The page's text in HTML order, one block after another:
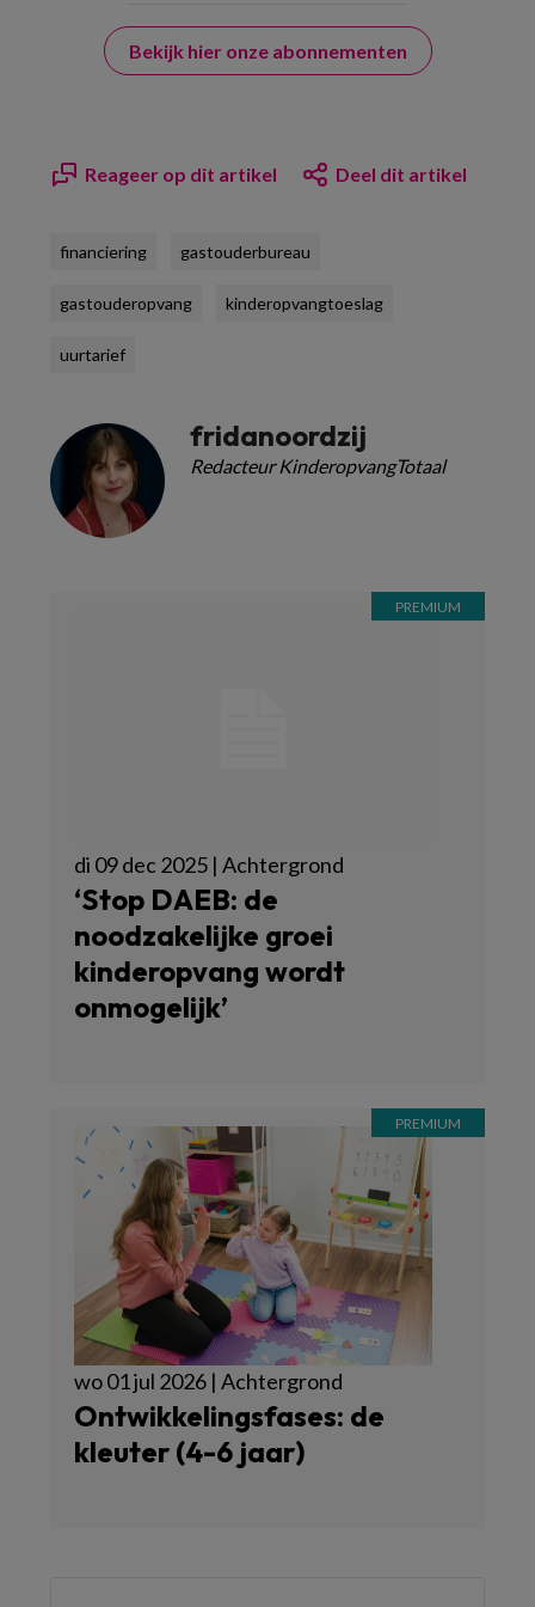
Bekijk hier onze abonnementen
Reageer op dit artikel Deel dit artikel
financiering gastouderbureau
gastouderopvang kinderopvangtoeslag
uurtarief
fridanoordzij
Redacteur KinderopvangTotaal
di 09 dec 2025 | Achtergrond
‘Stop DAEB: de
noodzakelijke groei
kinderopvang wordt
onmogelijk’
wo 01 jul 2026 | Achtergrond
Ontwikkelingsfases: de
kleuter (4-6 jaar)